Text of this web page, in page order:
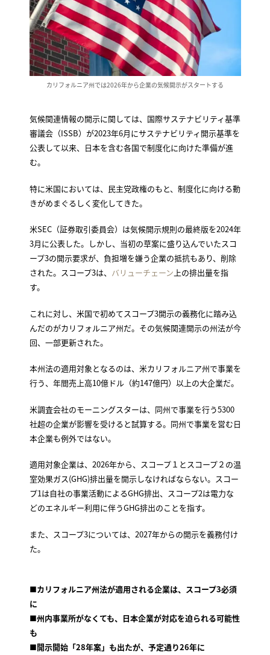
カリフォルニア州では2026年から企業の気候開示がスタートする
気候関連情報の開示に関しては、国際サステナビリティ基準
審議会（ISSB）が2023年6月にサステナビリティ開示基準を
公表して以来、日本を含む各国で制度化に向けた準備が進
む。
特に米国においては、民主党政権のもと、制度化に向ける動
きがめまぐるしく変化してきた。
米SEC（証券取引委員会）は気候開示規則の最終版を2024年
3月に公表した。しかし、当初の草案に盛り込んでいたスコ
ープ3の開示要求が、負担増を嫌う企業の抵抗もあり、削除
された。スコープ3は、 バリューチェーン 上の排出量を指
す。
これに対し、米国で初めてスコープ3開示の義務化に踏み込
んだのがカリフォルニア州だ。その気候関連開示の州法が今
回、一部更新された。
本州法の適用対象となるのは、米カリフォルニア州で事業を
行う、年間売上高10億ドル（約147億円）以上の大企業だ。
米調査会社のモーニングスターは、同州で事業を行う5300
社超の企業が影響を受けると試算する。同州で事業を営む日
本企業も例外ではない。
適用対象企業は、2026年から、スコープ１とスコープ２の温
室効果ガス(GHG)排出量を開示しなければならない。スコー
プ1は自社の事業活動によるGHG排出、スコープ2は電力な
どのエネルギー利用に伴うGHG排出のことを指す。
また、スコープ3については、2027年からの開示を義務付け
た。
■カリフォルニア州法が適用される企業は、スコープ3必須
に
■州内事業所がなくても、日本企業が対応を迫られる可能性
も
■開示開始「28年案」も出たが、予定通り26年に